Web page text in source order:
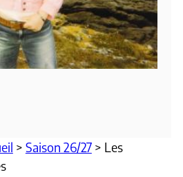
> Saison 26/27> Les